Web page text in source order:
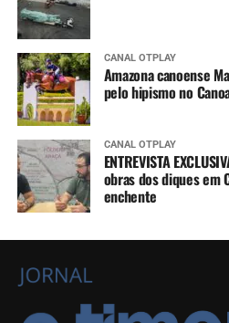
CANAL OTPLAY
Amazona canoense
pelo hipismo no
CANAL OTPLAY
ENTREVISTA
obras dos diques em
enchente